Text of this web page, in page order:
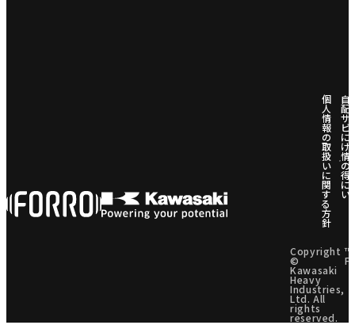
個
人
情
報
の
取
扱
い
に
関
す
る
方
針
自
配
サ
ビ
に
け
情
の
得
に
い
Copyright
©
Kawasaki
Heavy
Industries,
Ltd. All
rights
reserved.
™